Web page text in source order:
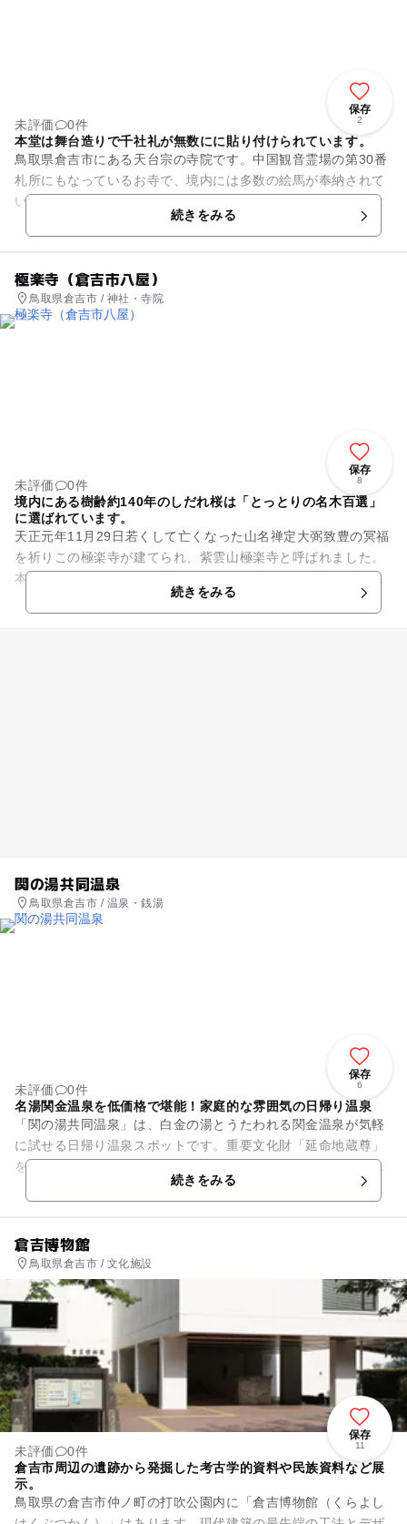
保存
2
未評価
0件
本堂は舞台造りで千社礼が無数にに貼り付けられています。
鳥取県倉吉市にある天台宗の寺院です。中国観音霊場の第30番
札所にもなっているお寺で、境内には多数の絵馬が奉納されて
いることでも知られています。絵馬は室町時代から江戸時代の
貴重なもので、風俗画、武...続きをみる
極楽寺（倉吉市八屋）
鳥取県倉吉市 / 神社・寺院
保存
8
未評価
0件
境内にある樹齢約140年のしだれ桜は「とっとりの名木百選」
に選ばれています。
天正元年11月29日若くして亡くなった山名禅定大弼致豊の冥福
を祈りこの極楽寺が建てられ、紫雲山極楽寺と呼ばれました。
本尊の阿弥陀如来を安置する当山の由来について考えを巡らせ
た時、山名氏家系による...続きをみる
関の湯共同温泉
鳥取県倉吉市 / 温泉・銭湯
保存
6
未評価
0件
名湯関金温泉を低価格で堪能！家庭的な雰囲気の日帰り温泉
「関の湯共同温泉」は、白金の湯とうたわれる関金温泉が気軽
に試せる日帰り温泉スポットです。重要文化財「延命地蔵尊」
をおまつりする「大滝山地蔵院」の前に位置します。こぢんま
りとした施設ですが、源泉か...続きをみる
倉吉博物館
鳥取県倉吉市 / 文化施設
保存
11
未評価
0件
倉吉市周辺の遺跡から発掘した考古学的資料や民族資料など展
示。
鳥取県の倉吉市仲ノ町の打吹公園内に「倉吉博物館（くらよし